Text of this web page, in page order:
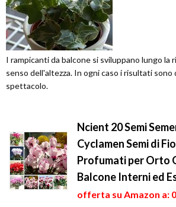
I rampicanti da balcone si sviluppano lungo la
senso dell'altezza. In ogni caso i risultati sono
spettacolo.
Ncient 20 Semi
Cyclamen Semi di
Profumati per Orto
Balcone Interni ed
offerta su Amazon a: